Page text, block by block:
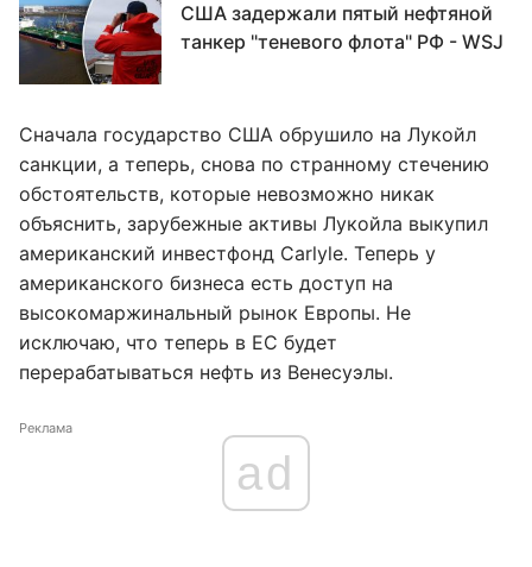
США задержали пятый нефтяной
танкер "теневого флота" РФ - WSJ
Сначала государство США обрушило на Лукойл
санкции, а теперь, снова по странному стечению
обстоятельств, которые невозможно никак
объяснить, зарубежные активы Лукойла выкупил
американский инвестфонд Carlyle. Теперь у
американского бизнеса есть доступ на
высокомаржинальный рынок Европы. Не
исключаю, что теперь в ЕС будет
перерабатываться нефть из Венесуэлы.
Реклама
ad